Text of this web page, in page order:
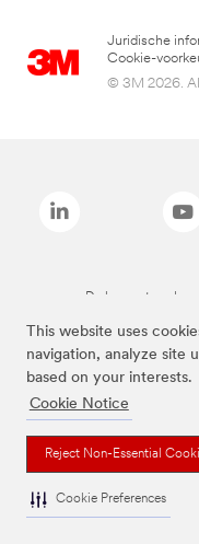
This website uses
navigation, analyze site
based on your interests.
Cookie Notice
Reject Non-Essential
Cookie Preferences
Juridische
Cookie-
© 3M 2026.
De bovenstaande